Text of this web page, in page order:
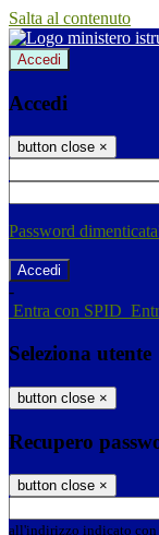
Salta al contenuto
Accedi
Accedi
button close ×
Password
-
Entra con SPID
Seleziona utente
button close ×
Recupero
button close ×
all'indirizzo indicato con